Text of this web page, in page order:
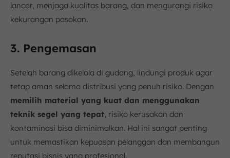
lancar, menjaga kualitas barang, dan mengurangi risiko
kekurangan pasokan.
3. Pengemasan
Setelah barang dikelola di gudang, lindungi produk agar
tetap aman selama distribusi yang penuh risiko. Dengan
memilih material yang kuat dan menggunakan
teknik segel yang tepat, risiko kerusakan dan
kontaminasi bisa diminimalkan. Hal ini sangat penting
untuk memastikan kepuasan pelanggan dan membangun
reputasi bisnis yang profesional.